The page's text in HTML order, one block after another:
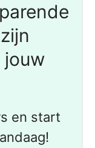
jouw
en start